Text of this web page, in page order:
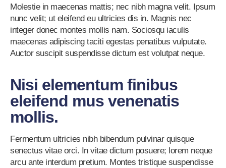
Molestie in maecenas mattis; nec nibh magna velit. Ipsum
nunc velit; ut eleifend eu ultricies dis in. Magnis nec
integer donec montes mollis nam. Sociosqu iaculis
maecenas adipiscing taciti egestas penatibus vulputate.
Auctor suscipit suspendisse dictum est volutpat neque.
Nisi elementum finibus
eleifend mus venenatis
mollis.
Fermentum ultricies nibh bibendum pulvinar quisque
senectus vitae orci. In vitae dictum posuere; lorem neque
arcu ante interdum pretium. Montes tristique suspendisse